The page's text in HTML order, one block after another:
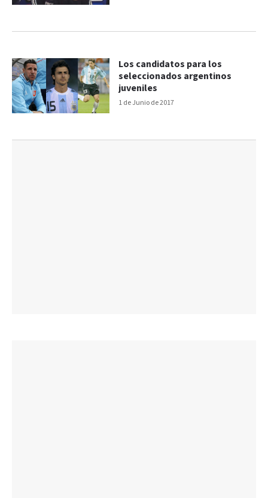
1 de Junio de 2017
Los candidatos para los
seleccionados argentinos
juveniles